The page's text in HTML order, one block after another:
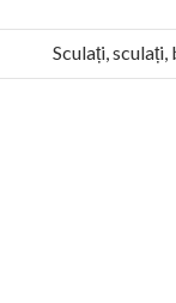
Sculați, sculați,
militează